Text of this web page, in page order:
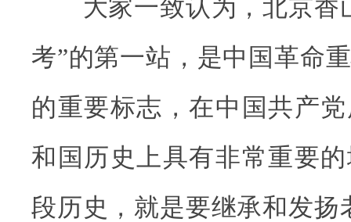
大家一致认为，北京香
考”的第一站，是中国革命
的重要标志，在中国共产
和国历史上具有非常重要
段历史，就是要继承和发扬